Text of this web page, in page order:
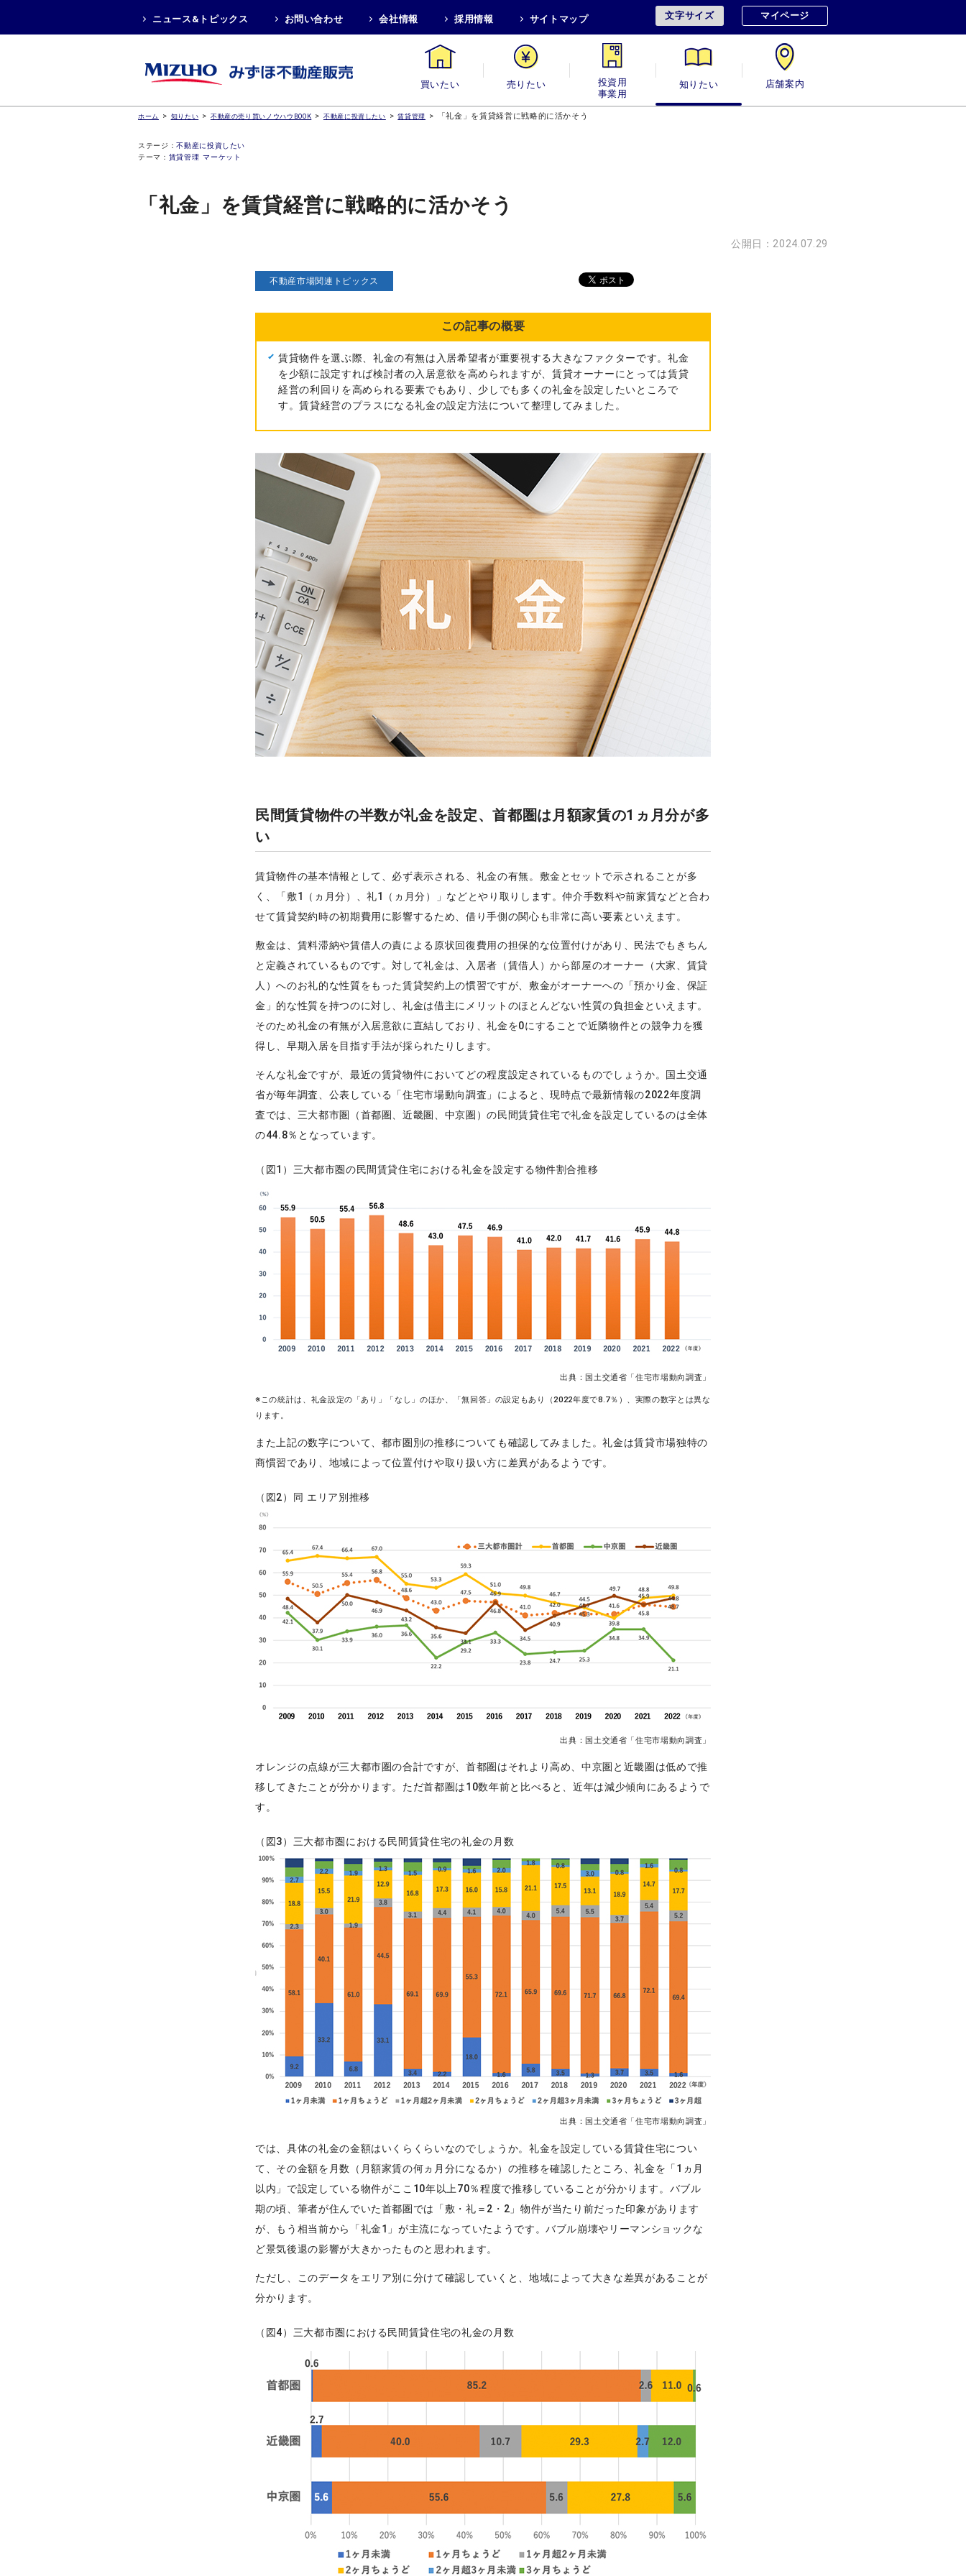
ニュース&トピックス お問い合わせ 会社情報 採用情報 サイトマップ 文字サイズ マイページ
買いたい 売りたい 投資用・事業用 知りたい 店舗案内
ホーム > 知りたい > 不動産の売り買いノウハウBOOK > 不動産に投資したい > 賃貸管理 > 「礼金」を賃貸経営に戦略的に活かそう
ステージ：不動産に投資したい
テーマ： 賃貸管理 マーケット
「礼金」を賃貸経営に戦略的に活かそう
公開日：2024.07.29
不動産市場関連トピックス
この記事の概要
賃貸物件を選ぶ際、礼金の有無は入居希望者が重要視する大きなファクターです。礼金
を少額に設定すれば検討者の入居意欲を高められますが、賃貸オーナーにとっては賃貸
経営の利回りを高められる要素でもあり、少しでも多くの礼金を設定したいところで
す。賃貸経営のプラスになる礼金の設定方法について整理してみました。
民間賃貸物件の半数が礼金を設定、首都圏は月額家賃の1ヵ月分が多
い
賃貸物件の基本情報として、必ず表示される、礼金の有無。敷金とセットで示されることが多
く、「敷1（ヵ月分）、礼1（ヵ月分）」などとやり取りします。仲介手数料や前家賃などと合わ
せて賃貸契約時の初期費用に影響するため、借り手側の関心も非常に高い要素といえます。
敷金は、賃料滞納や賃借人の責による原状回復費用の担保的な位置付けがあり、民法でもきちん
と定義されているものです。対して礼金は、入居者（賃借人）から部屋のオーナー（大家、賃貸
人）へのお礼的な性質をもった賃貸契約上の慣習ですが、敷金がオーナーへの「預かり金、保証
金」的な性質を持つのに対し、礼金は借主にメリットのほとんどない性質の負担金といえます。
そのため礼金の有無が入居意欲に直結しており、礼金を0にすることで近隣物件との競争力を獲
得し、早期入居を目指す手法が採られたりします。
そんな礼金ですが、最近の賃貸物件においてどの程度設定されているものでしょうか。国土交通
省が毎年調査、公表している「住宅市場動向調査」によると、現時点で最新情報の2022年度調
査では、三大都市圏（首都圏、近畿圏、中京圏）の民間賃貸住宅で礼金を設定しているのは全体
の44.8％となっています。
（図1）三大都市圏の民間賃貸住宅における礼金を設定する物件割合推移
出典：国土交通省「住宅市場動向調査」
※この統計は、礼金設定の「あり」「なし」のほか、「無回答」の設定もあり（2022年度で8.7％）、実際の数字とは異な
ります。
また上記の数字について、都市圏別の推移についても確認してみました。礼金は賃貸市場独特の
商慣習であり、地域によって位置付けや取り扱い方に差異があるようです。
（図2）同 エリア別推移
出典：国土交通省「住宅市場動向調査」
オレンジの点線が三大都市圏の合計ですが、首都圏はそれより高め、中京圏と近畿圏は低めで推
移してきたことが分かります。ただ首都圏は10数年前と比べると、近年は減少傾向にあるようで
す。
（図3）三大都市圏における民間賃貸住宅の礼金の月数
出典：国土交通省「住宅市場動向調査」
では、具体の礼金の金額はいくらくらいなのでしょうか。礼金を設定している賃貸住宅につい
て、その金額を月数（月額家賃の何ヵ月分になるか）の推移を確認したところ、礼金を「1ヵ月
以内」で設定している物件がここ10年以上70％程度で推移していることが分かります。バブル
期の頃、筆者が住んでいた首都圏では「敷・礼＝2・2」物件が当たり前だった印象があります
が、もう相当前から「礼金1」が主流になっていたようです。バブル崩壊やリーマンショックな
ど景気後退の影響が大きかったものと思われます。
ただし、このデータをエリア別に分けて確認していくと、地域によって大きな差異があることが
分かります。
（図4）三大都市圏における民間賃貸住宅の礼金の月数